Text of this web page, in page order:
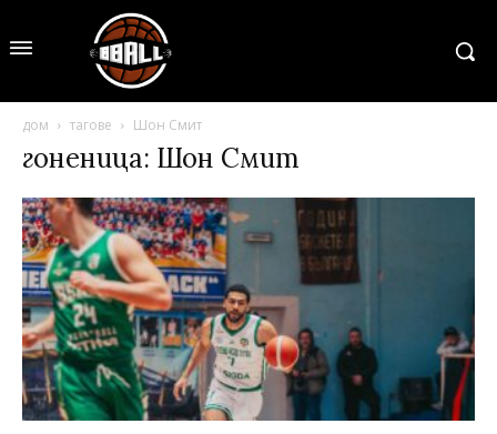
дом тагове Шон Смит
гоненица: Шон Смит